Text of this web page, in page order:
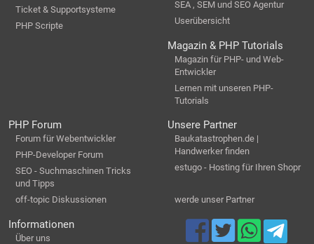
Ticket & Supportsysteme
PHP Scripte
SEA , SEM und SEO Agentur
Userübersicht
Magazin & PHP Tutorials
Magazin für PHP- und Web-
Entwickler
Lernen mit unseren PHP-
Tutorials
PHP Forum
Forum für Webentwickler
PHP-Developer Forum
SEO - Suchmaschinen Tricks
und Tipps
off-topic Diskussionen
Unsere Partner
Baukatastrophen.de |
Handwerker finden
estugo - Hosting für Ihren Shopr
werde unser Partner
Informationen
Über uns